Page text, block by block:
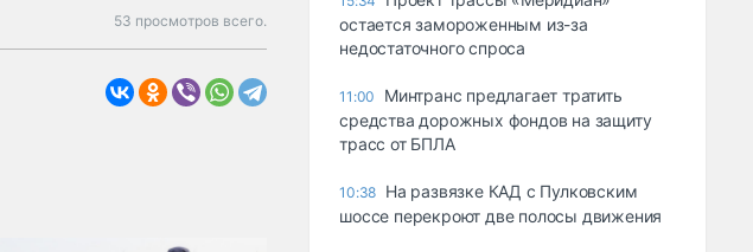
53 просмотров всего.
остается замороженным из-за
недостаточного спроса
11:00
Минтранс предлагает тратить
средства дорожных фондов на защиту
трасс от БПЛА
10:38 На развязке КАД с Пулковским
шоссе перекроют две полосы движения